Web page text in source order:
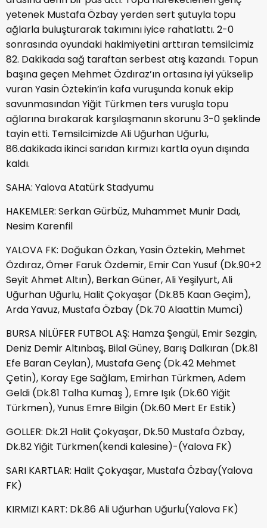
yetenek Mustafa Özbay yerden sert şutuyla topu
ağlarla buluşturarak takımını iyice rahatlattı. 2-0
sonrasında oyundaki hakimiyetini arttıran temsilcimiz
82. Dakikada sağ taraftan serbest atış kazandı. Topun
başına geçen Mehmet Özdıraz’ın ortasına iyi yükselip
vuran Yasin Öztekin’in kafa vuruşunda konuk ekip
savunmasından Yiğit Türkmen ters vuruşla topu
ağlarına bırakarak karşılaşmanın skorunu 3-0 şeklinde
tayin etti. Temsilcimizde Ali Uğurhan Uğurlu,
86.dakikada ikinci sarıdan kırmızı kartla oyun dışında
kaldı.
SAHA: Yalova Atatürk Stadyumu
HAKEMLER: Serkan Gürbüz, Muhammet Munir Dadı,
Nesim Karenfil
YALOVA FK: Doğukan Özkan, Yasin Öztekin, Mehmet
Özdıraz, Ömer Faruk Özdemir, Emir Can Yusuf (Dk.90+2
Seyit Ahmet Altın), Berkan Güner, Ali Yeşilyurt, Ali
Uğurhan Uğurlu, Halit Çokyaşar (Dk.85 Kaan Geçim),
Arda Yavuz, Mustafa Özbay (Dk.70 Alaattin Mumci)
BURSA NİLÜFER FUTBOL AŞ: Hamza Şengül, Emir Sezgin,
Deniz Demir Altınbaş, Bilal Güney, Barış Dalkıran (Dk.81
Efe Baran Ceylan), Mustafa Genç (Dk.42 Mehmet
Çetin), Koray Ege Sağlam, Emirhan Türkmen, Adem
Geldi (Dk.81 Talha Kumaş ), Emre Işık (Dk.60 Yiğit
Türkmen), Yunus Emre Bilgin (Dk.60 Mert Er Estik)
GOLLER: Dk.21 Halit Çokyaşar, Dk.50 Mustafa Özbay,
Dk.82 Yiğit Türkmen(kendi kalesine)-(Yalova FK)
SARI KARTLAR: Halit Çokyaşar, Mustafa Özbay(Yalova
FK)
KIRMIZI KART: Dk.86 Ali Uğurhan Uğurlu(Yalova FK)